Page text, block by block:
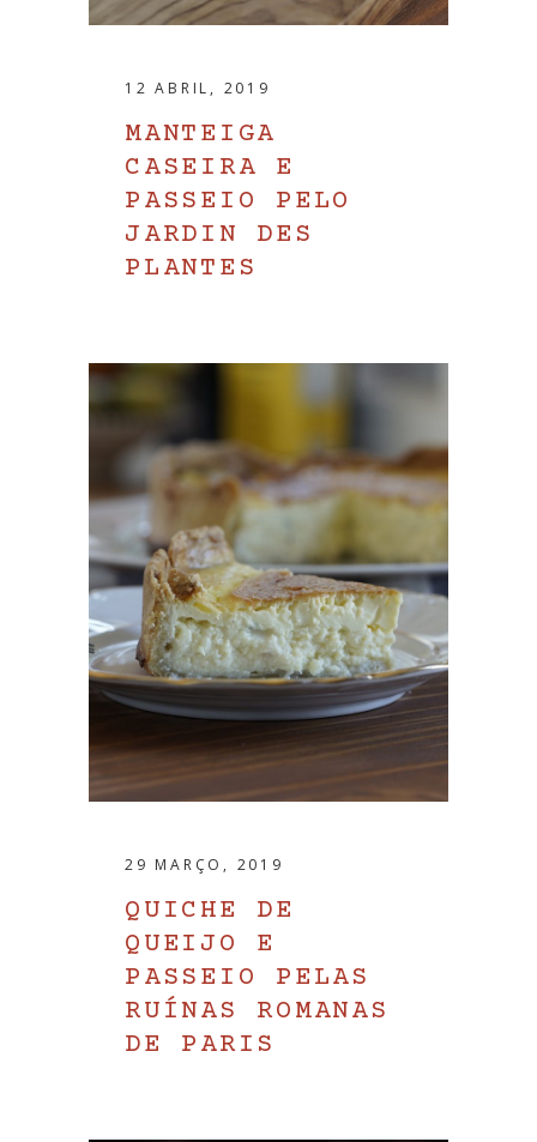
12 ABRIL, 2019
MANTEIGA
CASEIRA E
PASSEIO PELO
JARDIN DES
PLANTES
29 MARÇO, 2019
QUICHE DE
QUEIJO E
PASSEIO PELAS
RUÍNAS ROMANAS
DE PARIS